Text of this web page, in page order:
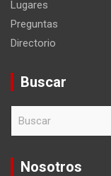
Lugares
Preguntas
Directorio
Buscar
c
Nosotros